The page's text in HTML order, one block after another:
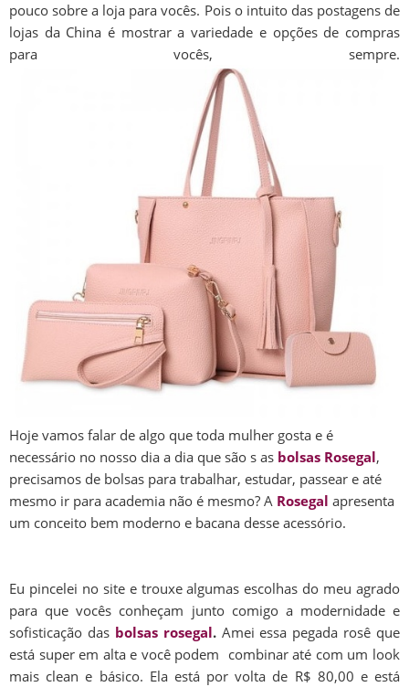
pouco sobre a loja para vocês. Pois o intuito das postagens de
lojas da China é mostrar a variedade e opções de compras
para vocês, sempre.
Hoje vamos falar de algo que toda mulher gosta e é
necessário no nosso dia a dia que são s as bolsas Rosegal,
precisamos de bolsas para trabalhar, estudar, passear e até
mesmo ir para academia não é mesmo? A Rosegal apresenta
um conceito bem moderno e bacana desse acessório.
Eu pincelei no site e trouxe algumas escolhas do meu agrado
para que vocês conheçam junto comigo a modernidade e
sofisticação das bolsas rosegal.Amei essa pegada rosê que
está super em alta e você podem combinar até com um look
mais clean e básico. Ela está por volta de R$ 80,00 e está